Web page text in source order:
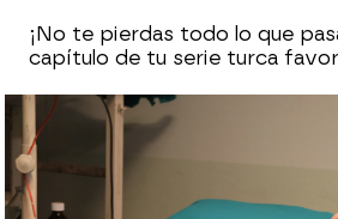
¡No te pierdas todo lo que
capítulo de tu serie turca